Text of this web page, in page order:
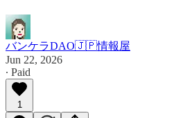
バンケラDAO🇯🇵情報屋
Jun 22, 2026
∙ Paid
1